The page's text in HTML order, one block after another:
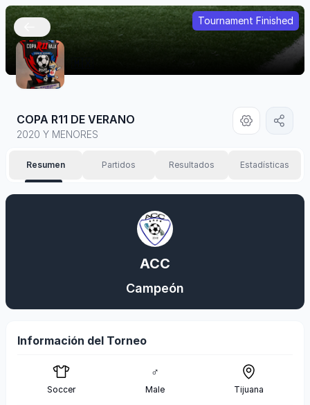
Tournament Finished
COPA R11 DE VERANO
2020 Y MENORES
Resumen Partidos Resultados Estadísticas
ACC
Campeón
Información del Torneo
Soccer
♂
Male Tijuana